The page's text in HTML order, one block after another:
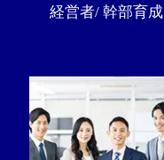
経営者/ 幹部育成